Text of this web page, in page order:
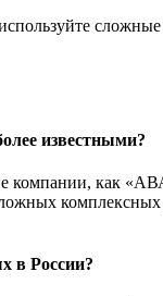
известными?
компании, как
в России?